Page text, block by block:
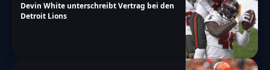
Devin White unterschreibt Vertrag bei den
Detroit Lions